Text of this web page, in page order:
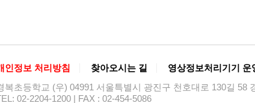
인정보 처리방침 찾아오시는 길 영상정보처리기기 운
복초등학교 (우) 04991 서울특별시 광진구 천호대로 130길 58
02-2204-1200 | FAX : 02-454-5086